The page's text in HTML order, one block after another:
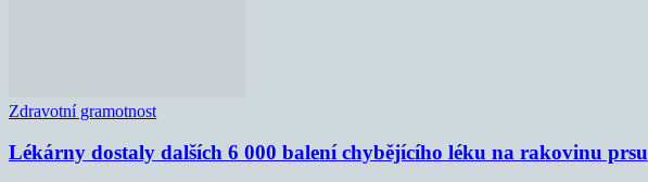
Zdravotní gramotnost
Lékárny dostaly dalších 6 000 balení chybějícího léku na rakovinu prsu